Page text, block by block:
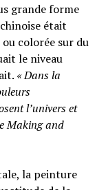
grande forme
était
colorée sur du
le niveau
« Dans la
l’univers et
Making and
la peinture